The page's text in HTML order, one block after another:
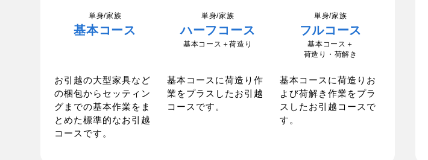
単身/家族
基本コース
お引越の大型家具など
の梱包からセッティン
グまでの基本作業をま
とめた標準的なお引越
コースです。
単身/家族
ハーフコース
基本コース＋荷造り
基本コースに荷造り作
業をプラスしたお引越
コースです。
単身/家族
フルコース
基本コース＋
荷造り・荷解き
基本コースに荷造りお
よび荷解き作業をプラ
スしたお引越コースで
す。